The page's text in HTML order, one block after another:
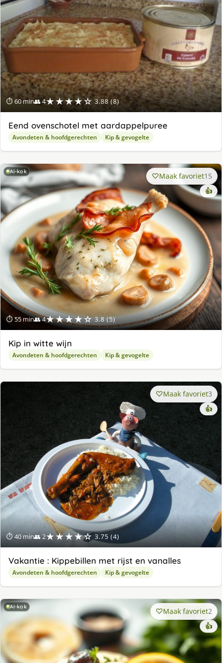
⏱ 60 min👥 4★★★★☆ 3.88 (8)
Eend ovenschotel met aardappelpuree
Avondeten & hoofdgerechten Kip & gevogelte
AI-kok
⏱ 55 min👥 4★★★★☆ 3.8 (5)
Maak favoriet15
👍
Kip in witte wijn
Avondeten & hoofdgerechten Kip & gevogelte
⏱ 40 min👥 2★★★★☆ 3.75 (4)
Maak favoriet3
👍
Vakantie : Kippebillen met rijst en vanalles
Avondeten & hoofdgerechten Kip & gevogelte
AI-kok Maak favoriet2
👍